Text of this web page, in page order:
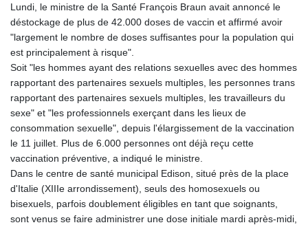
Lundi, le ministre de la Santé François Braun avait annoncé le
déstockage de plus de 42.000 doses de vaccin et affirmé avoir
"largement le nombre de doses suffisantes pour la population qui
est principalement à risque".
Soit "les hommes ayant des relations sexuelles avec des hommes
rapportant des partenaires sexuels multiples, les personnes trans
rapportant des partenaires sexuels multiples, les travailleurs du
sexe" et "les professionnels exerçant dans les lieux de
consommation sexuelle", depuis l'élargissement de la vaccination
le 11 juillet. Plus de 6.000 personnes ont déjà reçu cette
vaccination préventive, a indiqué le ministre.
Dans le centre de santé municipal Edison, situé près de la place
d'Italie (XIIIe arrondissement), seuls des homosexuels ou
bisexuels, parfois doublement éligibles en tant que soignants,
sont venus se faire administrer une dose initiale mardi après-midi,